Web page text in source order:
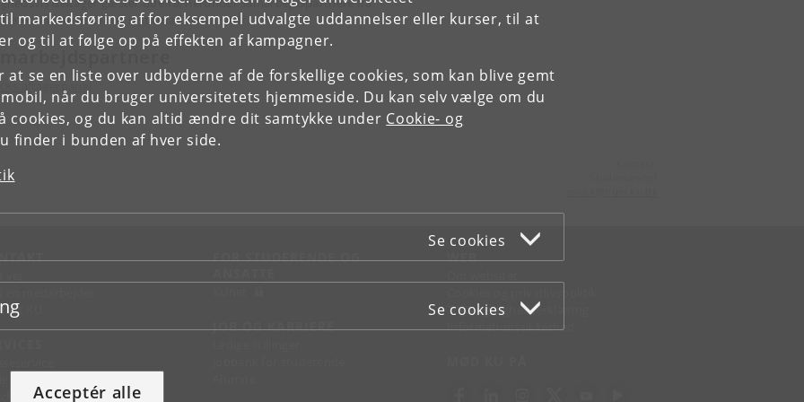
markedsføring af for eksempel udvalgte uddannelser eller kurser, til at
og til at følge op på effekten af kampagner.
at se en liste over udbyderne af de forskellige cookies, som kan blive gemt
når du bruger universitetets hjemmeside. Du kan selv vælge om du
cookies, og du kan altid ændre dit samtykke under Cookie- og
finder i bunden af hver side.
Se cookies
Se cookies
Acceptér alle
institutleder og institutadministrator.
aftagerpanel
KU
FOR STUDERENDE OG
JOB OG KARRIERE
WEB
Tilgængelighedserklæring
Informationssikkerhed